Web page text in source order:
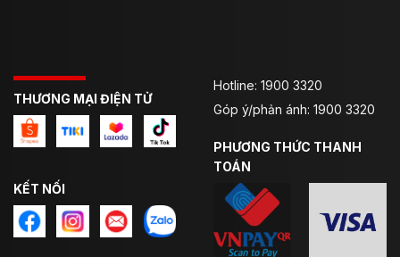
THƯƠNG MẠI ĐIỆN TỬ
KẾT NỐI
Hotline: 1900 3320
Góp ý/phản ánh: 1900 3320
PHƯƠNG THỨC THANH
TOÁN